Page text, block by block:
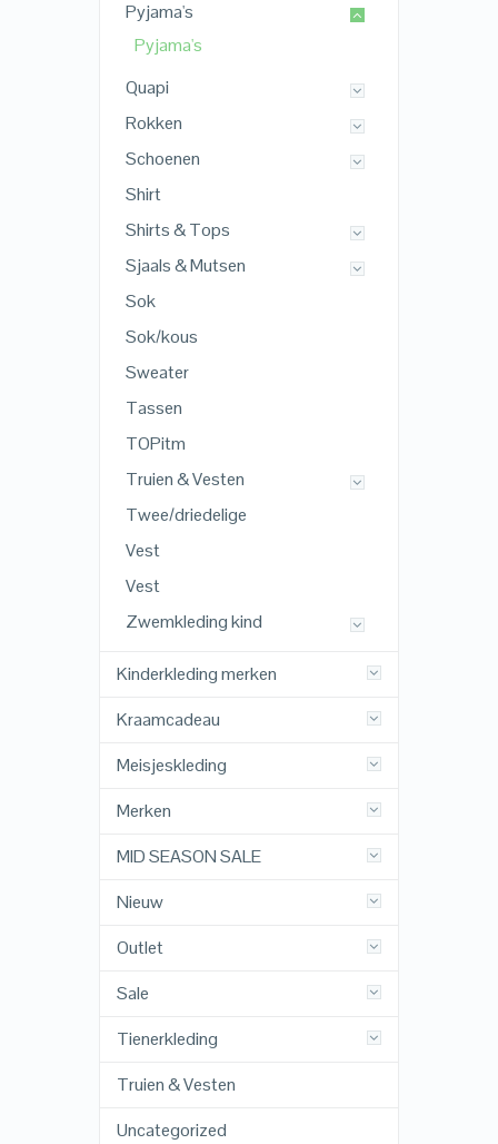
Pyjama's
Pyjama's
Quapi
Rokken
Schoenen
Shirt
Shirts & Tops
Sjaals & Mutsen
Sok
Sok/kous
Sweater
Tassen
TOPitm
Truien & Vesten
Twee/driedelige
Vest
Vest
Zwemkleding kind
Kinderkleding merken
Kraamcadeau
Meisjeskleding
Merken
MID SEASON SALE
Nieuw
Outlet
Sale
Tienerkleding
Truien & Vesten
Uncategorized